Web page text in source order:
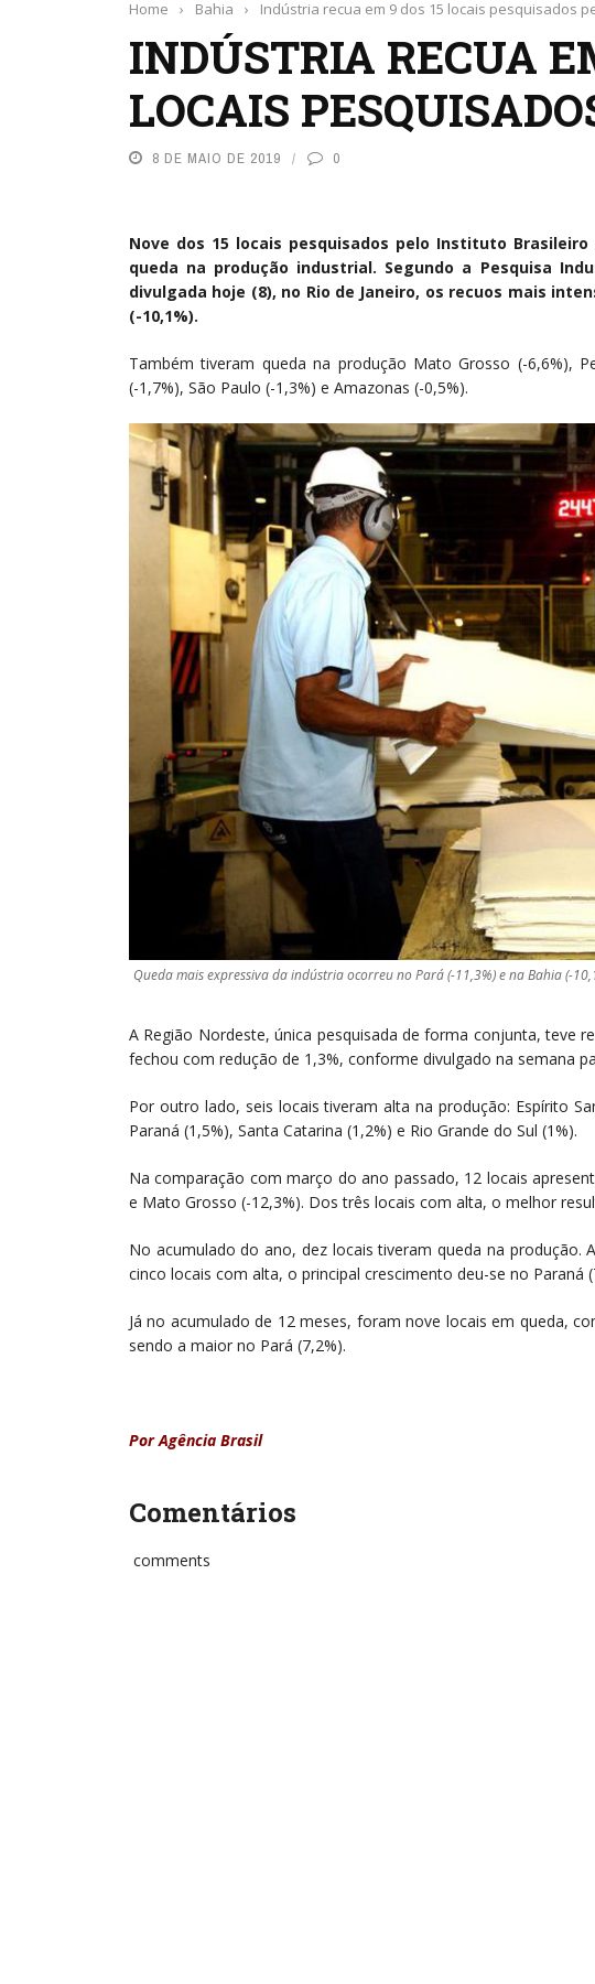
Home › Bahia › Indústria recua em 9 dos 15 locais pesquisados
INDÚSTRIA RECUA
LOCAIS
8 DE MAIO DE 2019 0
Nove dos 15 locais pesquisados pelo Instituto
queda na produção industrial. Segundo a Pesquisa
divulgada hoje (8), no Rio de Janeiro, os recuos mais
(-10,1%).
Também tiveram queda na produção Mato Grosso (-6,6%),
(-1,7%), São Paulo (-1,3%) e Amazonas (-0,5%).
Queda mais expressiva da indústria ocorreu no Pará (-11,3%) e na Bahia (-
A Região Nordeste, única pesquisada de forma conjunta, teve
fechou com redução de 1,3%, conforme divulgado na semana
Por outro lado, seis locais tiveram alta na produção: Espírito
Paraná (1,5%), Santa Catarina (1,2%) e Rio Grande do Sul (1%).
Na comparação com março do ano passado, 12 locais
e Mato Grosso (-12,3%). Dos três locais com alta, o melhor
No acumulado do ano, dez locais tiveram queda na produção.
cinco locais com alta, o principal crescimento deu-se no Paraná
Já no acumulado de 12 meses, foram nove locais em queda,
sendo a maior no Pará (7,2%).
Por Agência Brasil
Comentários
comments